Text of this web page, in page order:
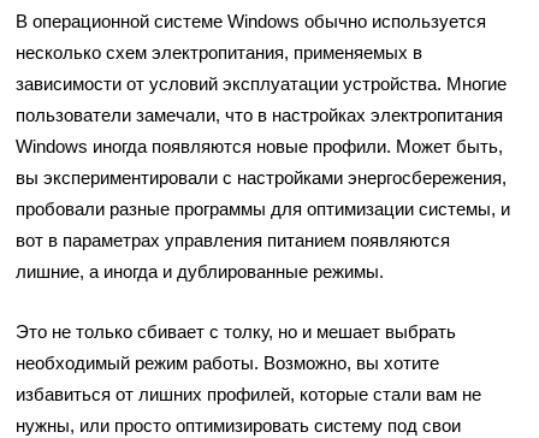
В операционной системе Windows обычно используется
несколько схем электропитания, применяемых в
зависимости от условий эксплуатации устройства. Многие
пользователи замечали, что в настройках электропитания
Windows иногда появляются новые профили. Может быть,
вы экспериментировали с настройками энергосбережения,
пробовали разные программы для оптимизации системы, и
вот в параметрах управления питанием появляются
лишние, а иногда и дублированные режимы.
Это не только сбивает с толку, но и мешает выбрать
необходимый режим работы. Возможно, вы хотите
избавиться от лишних профилей, которые стали вам не
нужны, или просто оптимизировать систему под свои